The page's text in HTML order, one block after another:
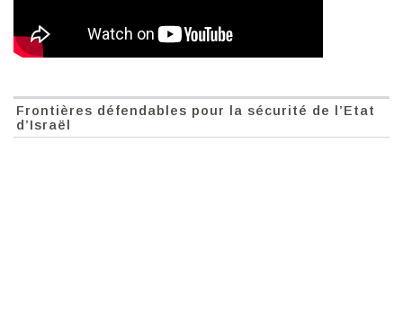
Frontières défendables pour la sécurité de l’Etat
d’Israël